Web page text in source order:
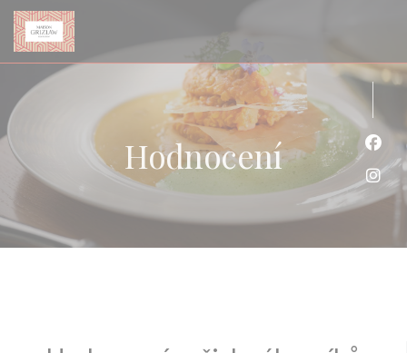
Panel pro správu cookies
Hodnocení